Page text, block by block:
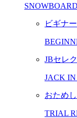
ビギナ
JBセレ
JACK
おため
TRIAL